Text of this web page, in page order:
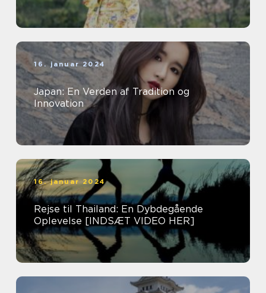
16. januar 2024
Japan: En Verden af Tradition og
Innovation
16. januar 2024
Rejse til Thailand: En Dybdegående
Oplevelse [INDSÆT VIDEO HER]